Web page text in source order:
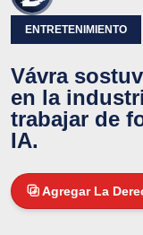
ENTRETENIMIENTO
Vávra
en la
trabajar de
IA.
Agregar La